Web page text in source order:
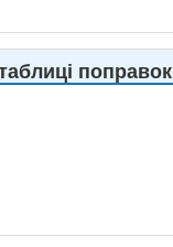
поправок